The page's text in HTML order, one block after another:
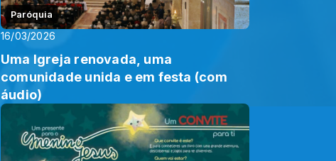
Paróquia
16/03/2026
Uma Igreja renovada, uma
comunidade unida e em festa (com
áudio)